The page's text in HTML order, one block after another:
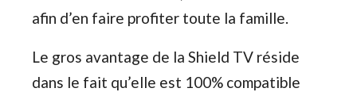
afin d’en faire profiter toute la famille.
Le gros avantage de la Shield TV réside
dans le fait qu’elle est 100% compatible